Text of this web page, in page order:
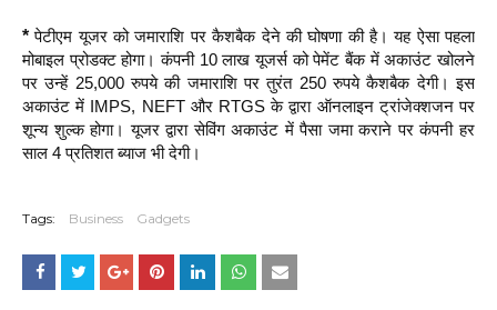
* पेटीएम यूजर को जमाराशि पर कैशबैक देने की घोषणा की है। यह ऐसा पहला
मोबाइल प्रोडक्ट होगा। कंपनी 10 लाख यूजर्स को पेमेंट बैंक में अकाउंट खोलने
पर उन्हें 25,000 रुपये की जमाराशि पर तुरंत 250 रुपये कैशबैक देगी। इस
अकाउंट में IMPS, NEFT और RTGS के द्वारा ऑनलाइन ट्रांजेक्शजन पर
शून्य शुल्क होगा। यूजर द्वारा सेविंग अकाउंट में पैसा जमा कराने पर कंपनी हर
साल 4 प्रतिशत ब्याज भी देगी।
Tags: Business Gadgets